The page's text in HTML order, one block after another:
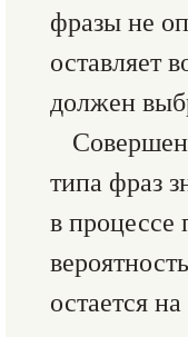
фразы не
оставляет
должен
типа фраз
в процессе
остается